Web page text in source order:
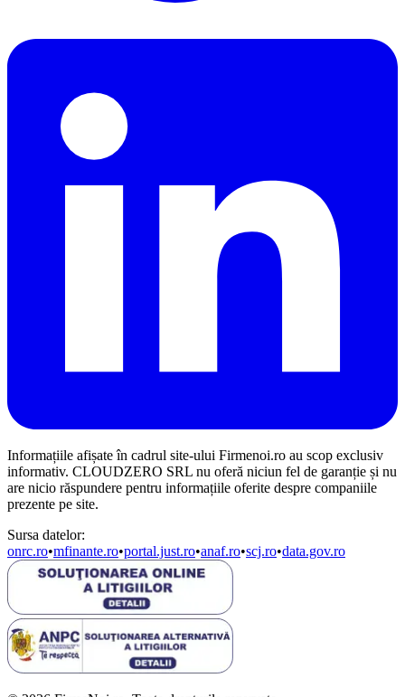
Informațiile afișate în cadrul site-ului Firmenoi.ro au scop exclusiv
informativ. CLOUDZERO SRL nu oferă niciun fel de garanție și nu
are nicio răspundere pentru informațiile oferite despre companiile
prezente pe site.
Sursa datelor:
onrc.ro•mfinante.ro•portal.just.ro•anaf.ro•scj.ro•data.gov.ro